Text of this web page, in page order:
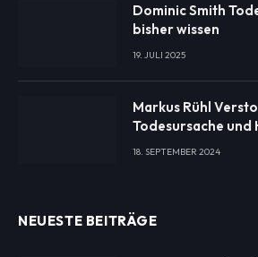
Dominic Smith
bisher wissen
19. JULI 2025
Markus Rühl
Todesursache
18. SEPTEMBER 2024
NEUESTE BEITRÄGE